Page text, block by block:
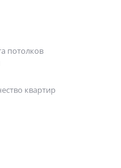
потолков
квартир